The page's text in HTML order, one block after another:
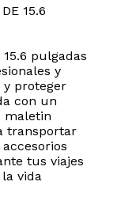
15.6
pulgadas
y
proteger
con un
maletin
transportar
tus viajes
vida